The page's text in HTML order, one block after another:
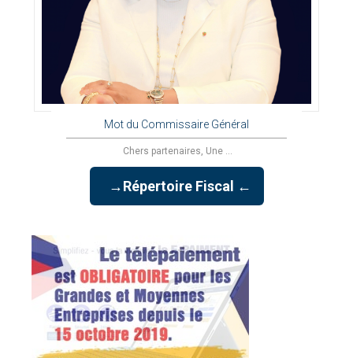
Mot du Commissaire Général
Chers partenaires, Une ...
→Répertoire Fiscal ←